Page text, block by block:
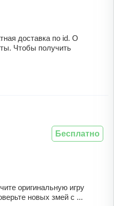
доставка по id. О
Чтобы получить
оригинальную игру
новых змей с ...
Бесплатно